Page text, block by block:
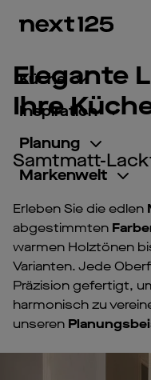
Küche
Inspiration
Planung
Markenwelt
Elegante
Ihre
Samtmatt-
Erleben Sie die edlen
abgestimmten
warmen Holztönen
Varianten. Jede
Präzision gefertigt,
harmonisch zu
unseren